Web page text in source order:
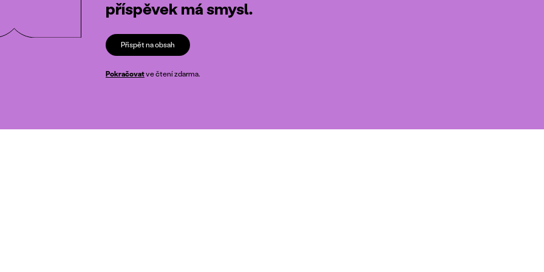
příspěvek má smysl.
Přispět na obsah
Pokračovatve čtení zdarma.